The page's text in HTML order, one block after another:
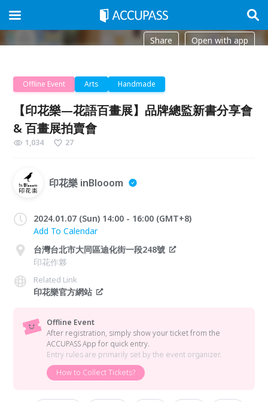
Share Open with app
Offline Event Arts Handmade
【印花樂—花語百畫展】品牌總監新書分享會
& 百畫展拍賣會
1,034 27
印花樂 inBlooom
2024.01.07 (Sun) 14:00 - 16:00 (GMT+8)
Add To Calendar
台灣台北市大同區迪化街一段248號
印花作夥
Related Link
印花樂官方網站
Offline Event
After registration, simply show your ticket from the
ACCUPASS App for quick entry.
Entry rules are primarily set by the event organizer.
How to Collect Tickets?